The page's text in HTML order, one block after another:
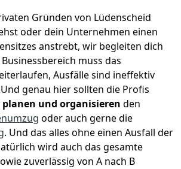
Gründen von Lüdenscheid
oder dein Unternehmen einen
anstrebt, wir begleiten dich
muss das
Ausfälle sind ineffektiv
genau hier sollten die Profis
planen und organisieren den
oder auch gerne die
. Und das alles ohne einen Ausfall der
wird auch das gesamte
zuverlässig von A nach B